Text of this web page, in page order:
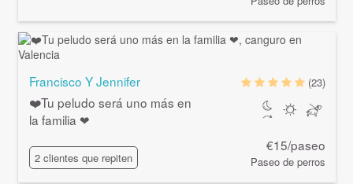
Francisco Y Jennifer
❤️Tu peludo será uno más en
la familia ❤
2 clientes que repiten
(23)
€15/paseo
Paseo de perros